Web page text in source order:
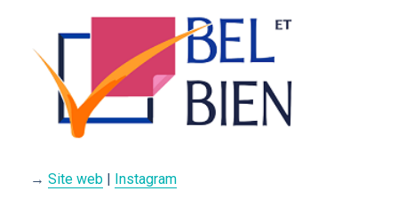
→Site web | Instagram